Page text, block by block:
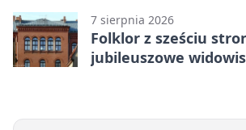
7 sierpnia 2026
Folklor z sześciu
jubileuszowe